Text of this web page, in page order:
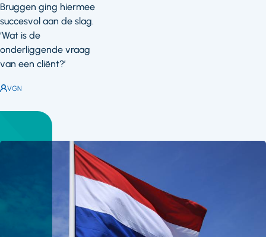
Bruggen ging hiermee
succesvol aan de slag.
‘Wat is de
onderliggende vraag
van een cliënt?’
Auteur:
VGN